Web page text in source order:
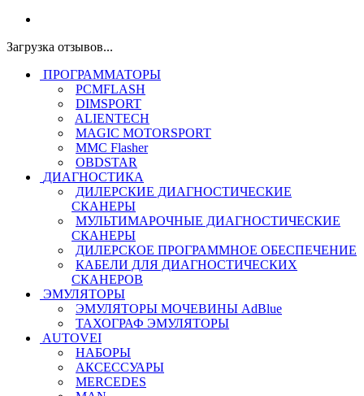
Загрузка отзывов...
ПРОГРАММАТОРЫ
PCMFLASH
DIMSPORT
ALIENTECH
MAGIC MOTORSPORT
MMC Flasher
OBDSTAR
ДИАГНОСТИКА
ДИЛЕРСКИЕ ДИАГНОСТИЧЕСКИЕ
СКАНЕРЫ
МУЛЬТИМАРОЧНЫЕ ДИАГНОСТИЧЕСКИЕ
СКАНЕРЫ
ДИЛЕРСКОЕ ПРОГРАММНОЕ ОБЕСПЕЧЕНИЕ
КАБЕЛИ ДЛЯ ДИАГНОСТИЧЕСКИХ
СКАНЕРОВ
ЭМУЛЯТОРЫ
ЭМУЛЯТОРЫ МОЧЕВИНЫ АdBlue
ТАХОГРАФ ЭМУЛЯТОРЫ
AUTOVEI
НАБОРЫ
АКСЕССУАРЫ
MERCEDES